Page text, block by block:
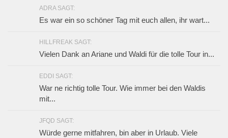
ADRA SAGT:
Es war ein so schöner Tag mit euch allen, ihr wart...
HILLFREAK SAGT:
Vielen Dank an Ariane und Waldi für die tolle Tour in...
EDDI SAGT:
War ne richtig tolle Tour. Wie immer bei den Waldis
mit...
JFQD SAGT:
Würde gerne mitfahren, bin aber in Urlaub. Viele